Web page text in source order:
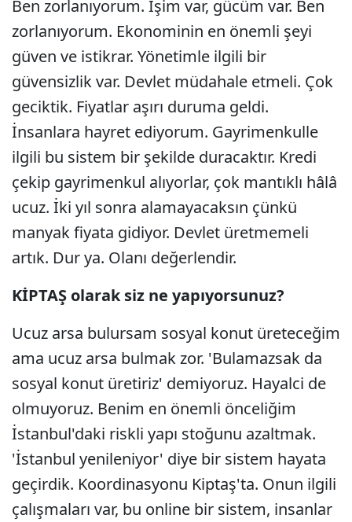
Ben zorlanıyorum. İşim var, gücüm var. Ben
zorlanıyorum. Ekonominin en önemli şeyi
güven ve istikrar. Yönetimle ilgili bir
güvensizlik var. Devlet müdahale etmeli. Çok
geciktik. Fiyatlar aşırı duruma geldi.
İnsanlara hayret ediyorum. Gayrimenkulle
ilgili bu sistem bir şekilde duracaktır. Kredi
çekip gayrimenkul alıyorlar, çok mantıklı hâlâ
ucuz. İki yıl sonra alamayacaksın çünkü
manyak fiyata gidiyor. Devlet üretmemeli
artık. Dur ya. Olanı değerlendir.
KİPTAŞ olarak siz ne yapıyorsunuz?
Ucuz arsa bulursam sosyal konut üreteceğim
ama ucuz arsa bulmak zor. 'Bulamazsak da
sosyal konut üretiriz' demiyoruz. Hayalci de
olmuyoruz. Benim en önemli önceliğim
İstanbul'daki riskli yapı stoğunu azaltmak.
'İstanbul yenileniyor' diye bir sistem hayata
geçirdik. Koordinasyonu Kiptaş'ta. Onun ilgili
çalışmaları var, bu online bir sistem, insanlar